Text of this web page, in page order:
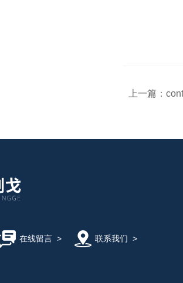
上一篇：
在线留言> 联系我们 >